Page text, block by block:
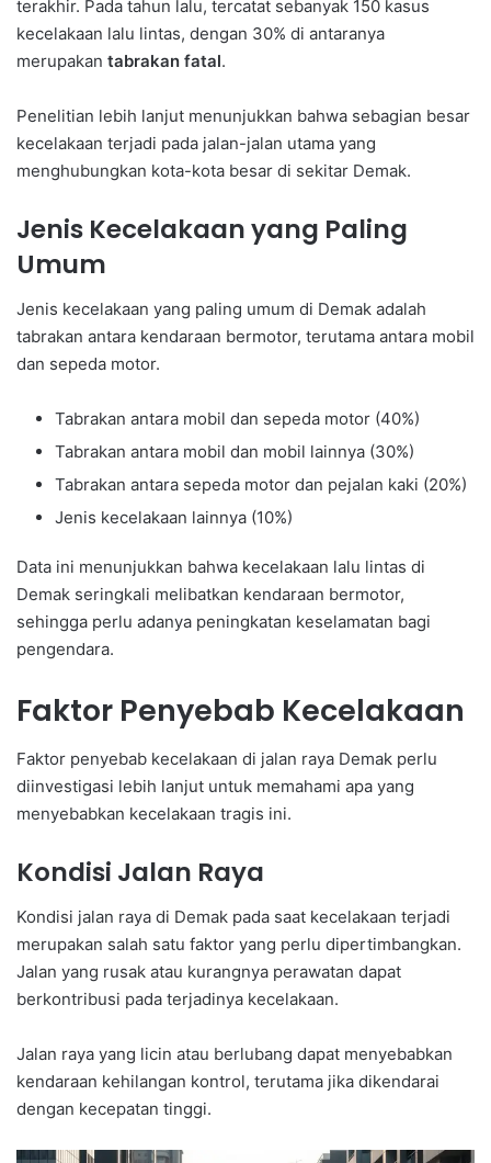
terakhir. Pada tahun lalu, tercatat sebanyak 150 kasus
kecelakaan lalu lintas, dengan 30% di antaranya
merupakan tabrakan fatal.
Penelitian lebih lanjut menunjukkan bahwa sebagian besar
kecelakaan terjadi pada jalan-jalan utama yang
menghubungkan kota-kota besar di sekitar Demak.
Jenis Kecelakaan yang Paling
Umum
Jenis kecelakaan yang paling umum di Demak adalah
tabrakan antara kendaraan bermotor, terutama antara mobil
dan sepeda motor.
Tabrakan antara mobil dan sepeda motor (40%)
Tabrakan antara mobil dan mobil lainnya (30%)
Tabrakan antara sepeda motor dan pejalan kaki (20%)
Jenis kecelakaan lainnya (10%)
Data ini menunjukkan bahwa kecelakaan lalu lintas di
Demak seringkali melibatkan kendaraan bermotor,
sehingga perlu adanya peningkatan keselamatan bagi
pengendara.
Faktor Penyebab Kecelakaan
Faktor penyebab kecelakaan di jalan raya Demak perlu
diinvestigasi lebih lanjut untuk memahami apa yang
menyebabkan kecelakaan tragis ini.
Kondisi Jalan Raya
Kondisi jalan raya di Demak pada saat kecelakaan terjadi
merupakan salah satu faktor yang perlu dipertimbangkan.
Jalan yang rusak atau kurangnya perawatan dapat
berkontribusi pada terjadinya kecelakaan.
Jalan raya yang licin atau berlubang dapat menyebabkan
kendaraan kehilangan kontrol, terutama jika dikendarai
dengan kecepatan tinggi.